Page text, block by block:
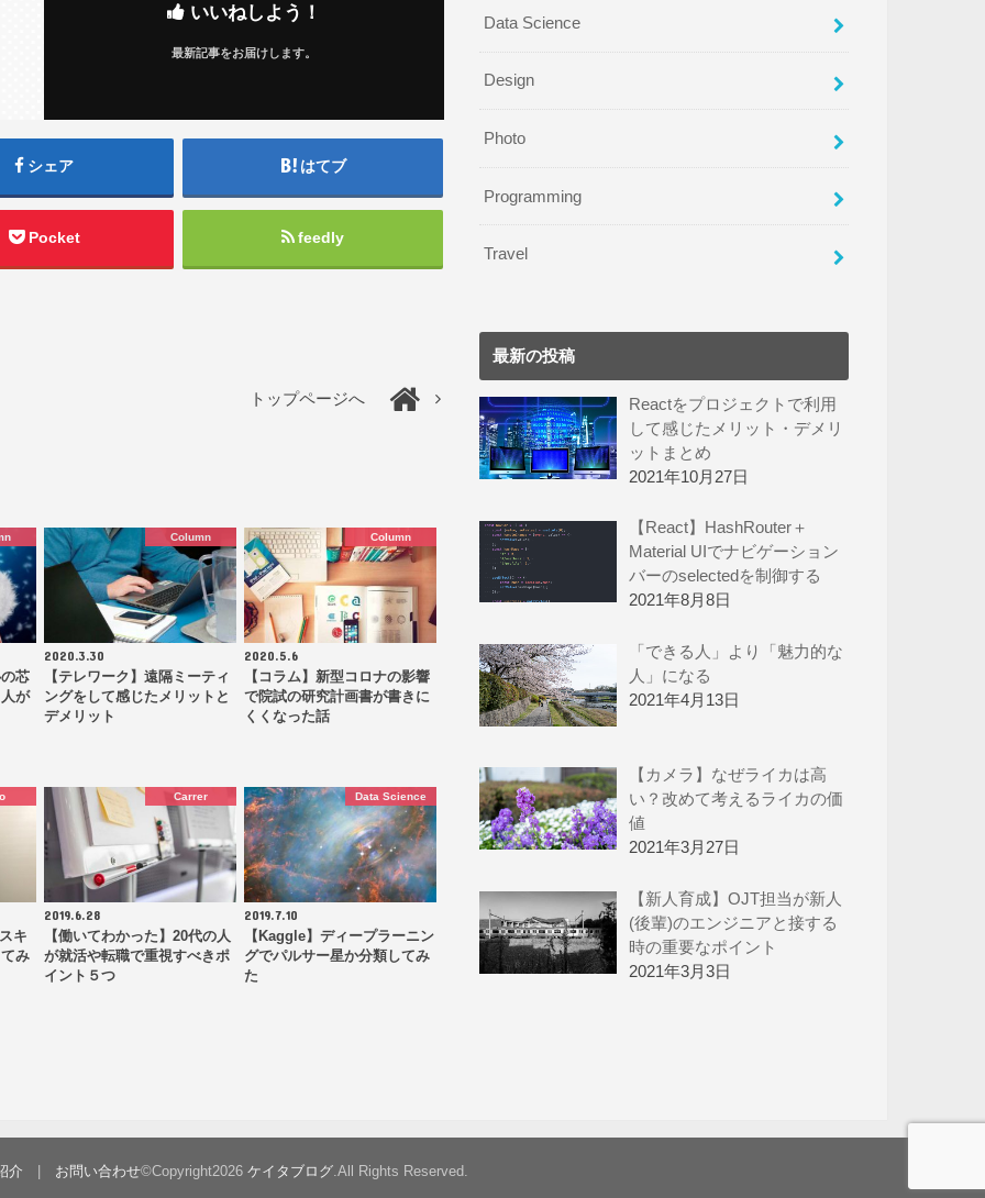
いいねしよう！
最新記事をお届けします。
シェア はてブ
Pocket feedly
トップページへ
芯
が
Column
2020.3.30
【テレワーク】遠隔ミーティ
ングをして感じたメリットと
デメリット
Column
2020.5.6
【コラム】新型コロナの影響
で院試の研究計画書が書きに
くくなった話
キ
み
Carrer
2019.6.28
【働いてわかった】20代の人
が就活や転職で重視すべきポ
イント５つ
Data Science
2019.7.10
【Kaggle】ディープラーニン
グでパルサー星か分類してみ
た
Data Science
Design
Photo
Programming
Travel
最新の投稿
Reactをプロジェクトで利用
して感じたメリット・デメリ
ットまとめ
2021年10月27日
【React】HashRouter＋
Material UIでナビゲーション
バーのselectedを制御する
2021年8月8日
「できる人」より「魅力的な
人」になる
2021年4月13日
【カメラ】なぜライカは高
い？改めて考えるライカの価
値
2021年3月27日
【新人育成】OJT担当が新人
(後輩)のエンジニアと接する
時の重要なポイント
2021年3月3日
介 お問い合わせ©Copyright2026 ケイタブログ.All Rights Reserved.